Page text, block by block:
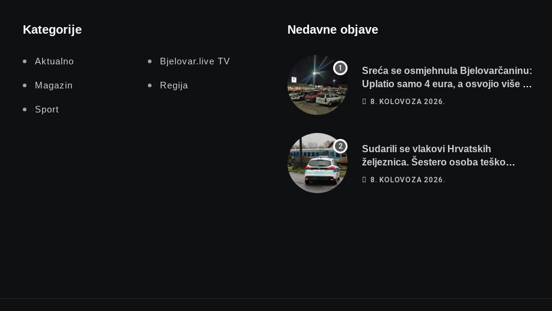
Kategorije
Aktualno Bjelovar.live TV
Magazin Regija
Sport
Nedavne objave
Sreća se osmjehnula Bjelovarčaninu:
Uplatio samo 4 eura, a osvojio više od
80 tisuća eura
8. KOLOVOZA 2026.
Sudarili se vlakovi Hrvatskih
željeznica. Šestero osoba teško
ozlijeđeno, mlađa žena na intenzivnoj
8. KOLOVOZA 2026.